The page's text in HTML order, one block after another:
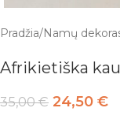
Pradžia/Namų
Afrikietiška
35,00€ 24,50 €